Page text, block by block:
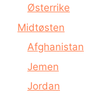
Østerrike
Midtøsten
Afghanistan
Jemen
Jordan